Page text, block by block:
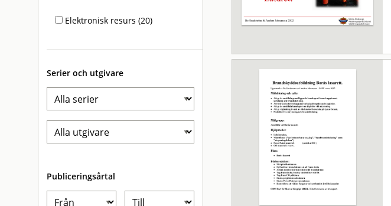
Elektronisk resurs (20)
Serier och utgivare
Publiceringsårtal